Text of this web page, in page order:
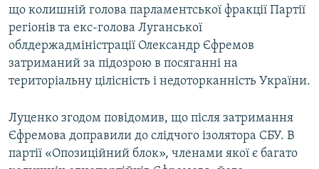
що колишній голова парламентської фракції Партії
регіонів та екс-голова Луганської
облдержадміністрації Олександр Єфремов
затриманий за підозрою в посяганні на
територіальну цілісність і недоторканність України.
Луценко згодом повідомив, що після затримання
Єфремова доправили до слідчого ізолятора СБУ. В
партії «Опозиційний блок», членами якої є багато